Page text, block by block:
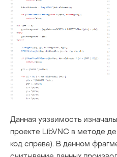
Данная уязвимость
проекте LibVNC в методе
код справа). В данном